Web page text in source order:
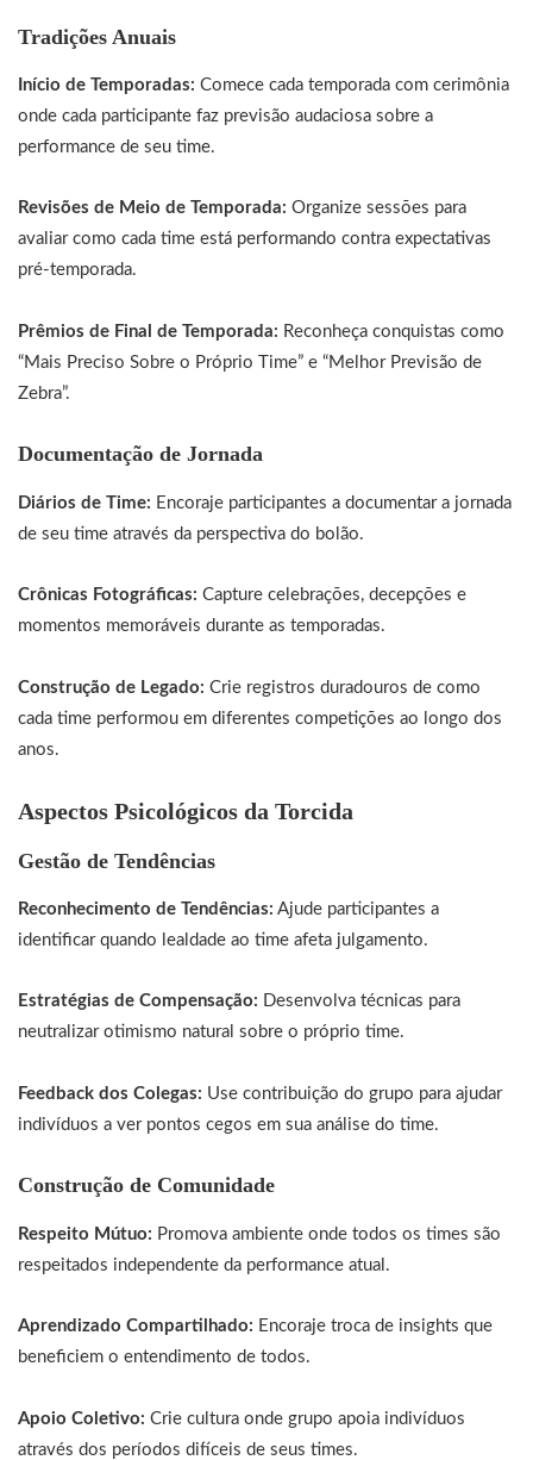
Tradições Anuais
Início de Temporadas: Comece cada temporada com cerimônia
onde cada participante faz previsão audaciosa sobre a
performance de seu time.
Revisões de Meio de Temporada: Organize sessões para
avaliar como cada time está performando contra expectativas
pré-temporada.
Prêmios de Final de Temporada: Reconheça conquistas como
“Mais Preciso Sobre o Próprio Time” e “Melhor Previsão de
Zebra”.
Documentação de Jornada
Diários de Time: Encoraje participantes a documentar a jornada
de seu time através da perspectiva do bolão.
Crônicas Fotográficas: Capture celebrações, decepções e
momentos memoráveis durante as temporadas.
Construção de Legado: Crie registros duradouros de como
cada time performou em diferentes competições ao longo dos
anos.
Aspectos Psicológicos da Torcida
Gestão de Tendências
Reconhecimento de Tendências: Ajude participantes a
identificar quando lealdade ao time afeta julgamento.
Estratégias de Compensação: Desenvolva técnicas para
neutralizar otimismo natural sobre o próprio time.
Feedback dos Colegas: Use contribuição do grupo para ajudar
indivíduos a ver pontos cegos em sua análise do time.
Construção de Comunidade
Respeito Mútuo: Promova ambiente onde todos os times são
respeitados independente da performance atual.
Aprendizado Compartilhado: Encoraje troca de insights que
beneficiem o entendimento de todos.
Apoio Coletivo: Crie cultura onde grupo apoia indivíduos
através dos períodos difíceis de seus times.